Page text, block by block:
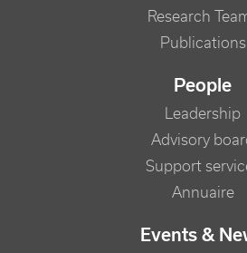
Research
Publications
People
Leadership
Advisory
Support
Annuaire
Events &